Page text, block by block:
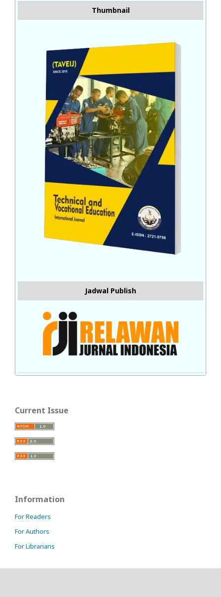
Thumbnail
Jadwal Publish
Current Issue
Information
For Readers
For Authors
For Librarians